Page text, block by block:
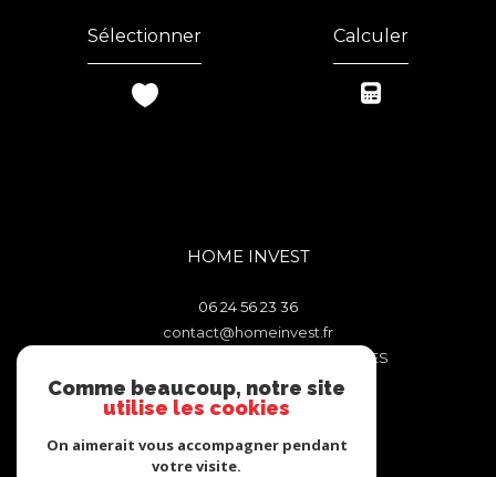
Sélectionner Calculer
HOME INVEST
06 24 56 23 36
contact@homeinvest.fr
106 TRAVERSE DES FENETRES ROUGES
13011
MARSEILLE
Nous suivre sur
Comme beaucoup, notre site
utilise les cookies
On aimerait vous accompagner pendant
votre visite.